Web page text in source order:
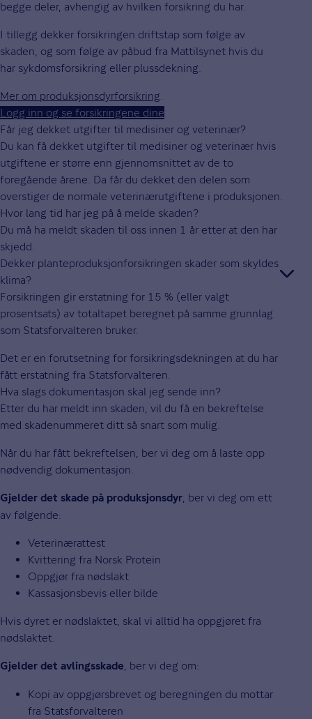
begge deler, avhengig av hvilken forsikring du har.
I tillegg dekker forsikringen driftstap som følge av
skaden, og som følge av påbud fra Mattilsynet hvis du
har sykdomsforsikring eller plussdekning.
Mer om produksjonsdyrforsikring.
Logg inn og se forsikringene dine
Får jeg dekket utgifter til medisiner og veterinær?
Du kan få dekket utgifter til medisiner og veterinær hvis
utgiftene er større enn gjennomsnittet av de to
foregående årene. Da får du dekket den delen som
overstiger de normale veterinærutgiftene i produksjonen.
Hvor lang tid har jeg på å melde skaden?
Du må ha meldt skaden til oss innen 1 år etter at den har
skjedd.
Dekker planteproduksjonforsikringen skader som skyldes
klima?
Forsikringen gir erstatning for 15 % (eller valgt
prosentsats) av totaltapet beregnet på samme grunnlag
som Statsforvalteren bruker.
Det er en forutsetning for forsikringsdekningen at du har
fått erstatning fra Statsforvalteren.
Hva slags dokumentasjon skal jeg sende inn?
Etter du har meldt inn skaden, vil du få en bekreftelse
med skadenummeret ditt så snart som mulig.
Når du har fått bekreftelsen, ber vi deg om å laste opp
nødvendig dokumentasjon.
Gjelder det skade på produksjonsdyr, ber vi deg om ett
av følgende:
Veterinærattest
Kvittering fra Norsk Protein
Oppgjør fra nødslakt
Kassasjonsbevis eller bilde
Hvis dyret er nødslaktet, skal vi alltid ha oppgjøret fra
nødslaktet.
Gjelder det avlingsskade, ber vi deg om:
Kopi av oppgjørsbrevet og beregningen du mottar
fra Statsforvalteren